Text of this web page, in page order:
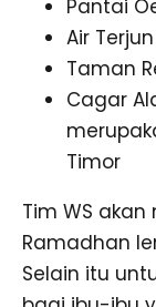
Pantai
Air
Taman
Cagar
Timor
Tim WS
Ramadhan
Selain itu